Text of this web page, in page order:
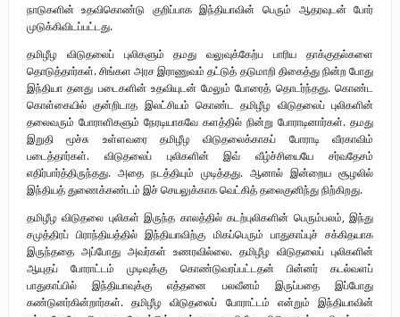
நாடுகளின் உதவிகொண்டு குறிப்பாக இந்தியாவின் பெரும் ஆதரவுடன் போர்
முடுக்கிவிடப்பட்டது.
தமிழீழ விடுதலைப் புலிகளும் தமது வலுவுக்கேற்ப பாரிய தாக்குதல்களை
தொடுத்தார்கள். சிங்கள அரச இராணுவம் தட்டுத் தடுமாறி திகைத்து நின்ற போது
இந்தியா தனது படைகளின் உதவியுடன் மேலும் போரைத் தொடர்ந்தது. கொண்ட
கொள்கையில் குன்றிடாத இலட்சியம் கொண்ட தமிழீழ விடுதலைப் புலிகளின்
தலைவரும் போராளிகளும் நேரடியாகவே களத்தில் நின்று போராடினார்கள். தமது
இறுதி மூச்சு உள்ளவரை தமிழீழ விடுதலைக்காகப் போராடி வீரகாவிம்
படைத்தார்கள். விடுதலைப் புலிகளின் இவ் வீழ்ச்சியையே சர்வதேசம்
எதிர்பார்த்திருந்தது. அதை நடத்தியும் முடித்தது. ஆனால் இன்றைய சூழலில்
இந்தியத் துணைக்கண்டம் இச் செயலுக்காக வெட்கித் தலைகுனிந்து நிற்கிறது.
தமிழீழ விடுதலை புலிகள் இருந்த காலத்தில் கடற்புலிகளின் பெரும்பலம், இந்து
சமுத்திரப் பிராந்தியத்தில் இந்தியாவிற்கு மிகப்பெரும் பாதுகாப்புச் சக்கிதயாக
இருந்ததை அப்போது அவர்கள் உணரவில்லை. தமிழீழ விடுதலைப் புலிகளின்
ஆயுதப் போராட்டம் முடிவுக்கு கொண்டுவரப்பட்டதன் பின்னர் கடல்வளப்
பாதுகாப்பில் இந்தியாவுக்கு எத்தனை பலவீனம் இருப்பதை இப்போது
கண்டுனர்கின்றார்கள். தமிழீழ விடுதலைப் போராட்டம் என்றும் இந்தியாவின்